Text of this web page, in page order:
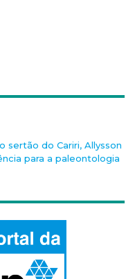
sertão do Cariri, Allysson
para a paleontologia